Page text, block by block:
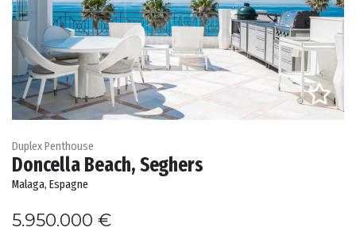
Duplex Penthouse
Doncella Beach, Seghers
Malaga, Espagne
5.950.000 €